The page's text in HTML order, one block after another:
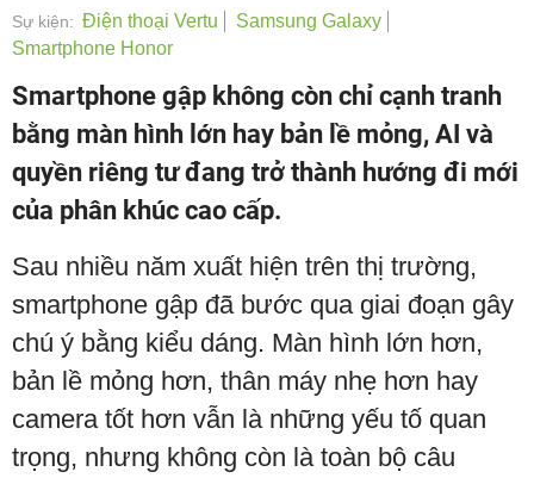
Sự kiện: Điện thoại Vertu
Samsung Galaxy
Smartphone Honor
Smartphone gập không còn chỉ cạnh tranh
bằng màn hình lớn hay bản lề mỏng, AI và
quyền riêng tư đang trở thành hướng đi mới
của phân khúc cao cấp.
Sau nhiều năm xuất hiện trên thị trường,
smartphone gập đã bước qua giai đoạn gây
chú ý bằng kiểu dáng. Màn hình lớn hơn,
bản lề mỏng hơn, thân máy nhẹ hơn hay
camera tốt hơn vẫn là những yếu tố quan
trọng, nhưng không còn là toàn bộ câu